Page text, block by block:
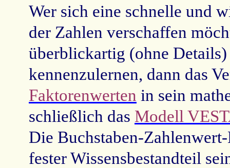
Wer sich eine schnelle und
der Zahlen verschaffen
überblickartig (ohne
kennenzulernen, dann das
Faktorenwerten in sein
schließlich das Modell
Die Buchstaben-
fester Wissensbestandteil